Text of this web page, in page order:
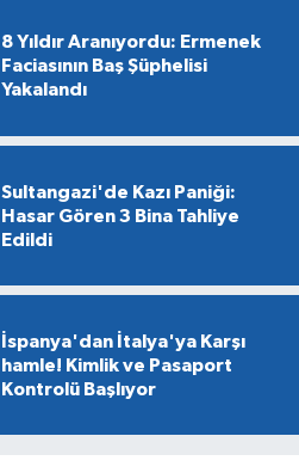
8 Yıldır Aranıyordu: Ermenek
Faciasının Baş Şüphelisi
Yakalandı
Sultangazi'de Kazı Paniği:
Hasar Gören 3 Bina Tahliye
Edildi
İspanya'dan İtalya'ya Karşı
hamle! Kimlik ve Pasaport
Kontrolü Başlıyor